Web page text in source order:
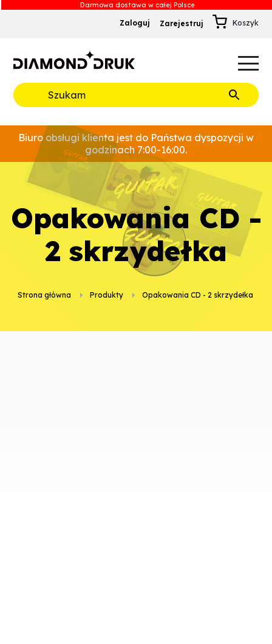
Zaloguj Zarejestruj
Rozwiń
Biuro obsługi klienta jest do Państwa dyspozycji w
godzinach 7:00-16:00.
Strona główna Produkty opakowania CD - 2 skrzydełka
opakowania CD -
2 skrzydełka